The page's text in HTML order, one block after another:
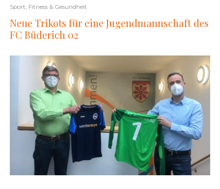
Sport, Fitness & Gesundheit
Neue Trikots für eine Jugendmannschaft des
FC Büderich 02